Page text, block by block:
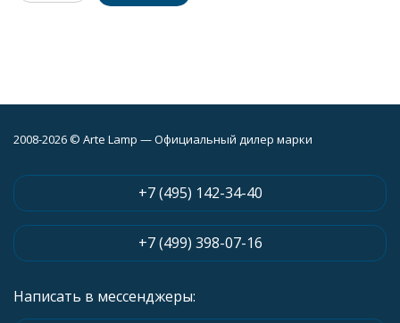
2008-2026 © Arte Lamp — Официальный дилер марки
+7 (495) 142-34-40
+7 (499) 398-07-16
Написать в мессенджеры: